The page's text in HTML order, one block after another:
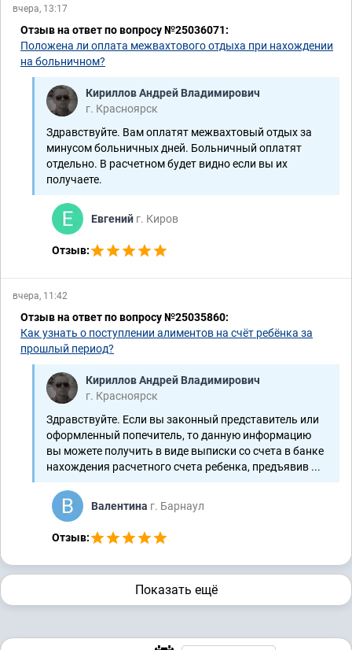
вчера, 13:17
Отзыв на ответ по вопросу №25036071:
Положена ли оплата межвахтового отдыха при нахождении
на больничном?
Кириллов Андрей Владимирович
г. Красноярск
Здравствуйте. Вам оплатят межвахтовый отдых за
минусом больничных дней. Больничный оплатят
отдельно. В расчетном будет видно если вы их
получаете.
Евгений г. Киров
Отзыв:
вчера, 11:42
Отзыв на ответ по вопросу №25035860:
Как узнать о поступлении алиментов на счёт ребёнка за
прошлый период?
Кириллов Андрей Владимирович
г. Красноярск
Здравствуйте. Если вы законный представитель или
оформленный попечитель, то данную информацию
вы можете получить в виде выписки со счета в банке
нахождения расчетного счета ребенка, предъявив ...
Валентина г. Барнаул
Отзыв:
Показать ещё